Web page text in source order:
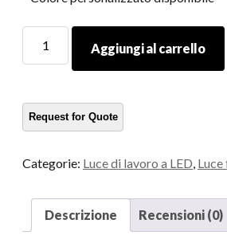
Volt
lavoro
a
quantità
Aggiungi al carrello
Categorie: Luce di lavoro a LED
Descrizione Recensioni (0)